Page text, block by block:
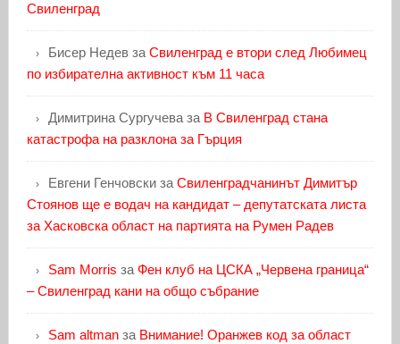
Свиленград
Бисер Недевза Свиленград е втори след Любимец
по избирателна активност към 11 часа
Димитрина Сургучеваза В Свиленград стана
катастрофа на разклона за Гърция
Евгени Генчовскиза Свиленградчанинът Димитър
Стоянов ще е водач на кандидат – депутатската листа
за Хасковска област на партията на Румен Радев
Sam Morris за Фен клуб на ЦСКА „Червена граница“
– Свиленград кани на общо събрание
Sam altmanза Внимание! Оранжев код за област